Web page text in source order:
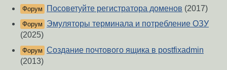
Форум Посоветуйте регистратора доменов (2017)
Форум
Эмуляторы терминала и потребление ОЗУ
(2025)
Форум Создание почтового ящика в postfixadmin
(2013)